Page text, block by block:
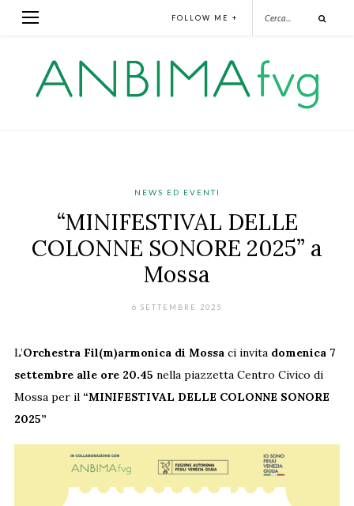
FOLLOW ME +
NEWS ED EVENTI
“MINIFESTIVAL DELLE
COLONNE SONORE 2025” a
Mossa
6 SETTEMBRE 2025
L’Orchestra Fil(m)armonica di Mossaci invita domenica 7
settembre alle ore 20.45 nella piazzetta Centro Civico di
Mossa per il “MINIFESTIVAL DELLE COLONNE SONORE
2025”